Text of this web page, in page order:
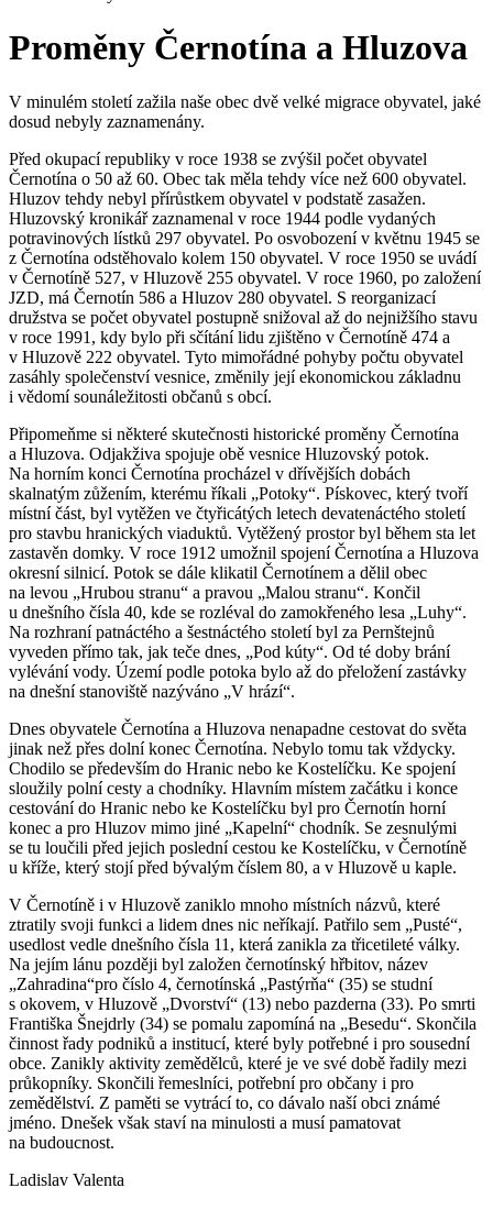
Proměny Černotína a Hluzova
V minulém století zažila naše obec dvě velké migrace obyvatel, jaké
dosud nebyly zaznamenány.
Před okupací republiky v roce 1938 se zvýšil počet obyvatel
Černotína o 50 až 60. Obec tak měla tehdy více než 600 obyvatel.
Hluzov tehdy nebyl přírůstkem obyvatel v podstatě zasažen.
Hluzovský kronikář zaznamenal v roce 1944 podle vydaných
potravinových lístků 297 obyvatel. Po osvobození v květnu 1945 se
z Černotína odstěhovalo kolem 150 obyvatel. V roce 1950 se uvádí
v Černotíně 527, v Hluzově 255 obyvatel. V roce 1960, po založení
JZD, má Černotín 586 a Hluzov 280 obyvatel. S reorganizací
družstva se počet obyvatel postupně snižoval až do nejnižšího stavu
v roce 1991, kdy bylo při sčítání lidu zjištěno v Černotíně 474 a
v Hluzově 222 obyvatel. Tyto mimořádné pohyby počtu obyvatel
zasáhly společenství vesnice, změnily její ekonomickou základnu
i vědomí sounáležitosti občanů s obcí.
Připomeňme si některé skutečnosti historické proměny Černotína
a Hluzova. Odjakživa spojuje obě vesnice Hluzovský potok.
Na horním konci Černotína procházel v dřívějších dobách
skalnatým zůžením, kterému říkali „Potoky“. Pískovec, který tvoří
místní část, byl vytěžen ve čtyřicátých letech devatenáctého století
pro stavbu hranických viaduktů. Vytěžený prostor byl během sta let
zastavěn domky. V roce 1912 umožnil spojení Černotína a Hluzova
okresní silnicí. Potok se dále klikatil Černotínem a dělil obec
na levou „Hrubou stranu“ a pravou „Malou stranu“. Končil
u dnešního čísla 40, kde se rozléval do zamokřeného lesa „Luhy“.
Na rozhraní patnáctého a šestnáctého století byl za Pernštejnů
vyveden přímo tak, jak teče dnes, „Pod kúty“. Od té doby brání
vylévání vody. Území podle potoka bylo až do přeložení zastávky
na dnešní stanoviště nazýváno „V hrází“.
Dnes obyvatele Černotína a Hluzova nenapadne cestovat do světa
jinak než přes dolní konec Černotína. Nebylo tomu tak vždycky.
Chodilo se především do Hranic nebo ke Kostelíčku. Ke spojení
sloužily polní cesty a chodníky. Hlavním místem začátku i konce
cestování do Hranic nebo ke Kostelíčku byl pro Černotín horní
konec a pro Hluzov mimo jiné „Kapelní“ chodník. Se zesnulými
se tu loučili před jejich poslední cestou ke Kostelíčku, v Černotíně
u kříže, který stojí před bývalým číslem 80, a v Hluzově u kaple.
V Černotíně i v Hluzově zaniklo mnoho místních názvů, které
ztratily svoji funkci a lidem dnes nic neříkají. Patřilo sem „Pusté“,
usedlost vedle dnešního čísla 11, která zanikla za třicetileté války.
Na jejím lánu později byl založen černotínský hřbitov, název
„Zahradina“pro číslo 4, černotínská „Pastýrňa“ (35) se studní
s okovem, v Hluzově „Dvorství“ (13) nebo pazderna (33). Po smrti
Františka Šnejdrly (34) se pomalu zapomíná na „Besedu“. Skončila
činnost řady podniků a institucí, které byly potřebné i pro sousední
obce. Zanikly aktivity zemědělců, které je ve své době řadily mezi
průkopníky. Skončili řemeslníci, potřební pro občany i pro
zemědělství. Z paměti se vytrácí to, co dávalo naší obci známé
jméno. Dnešek však staví na minulosti a musí pamatovat
na budoucnost.
Ladislav Valenta